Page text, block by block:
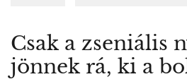
Csak a zseniális
jönnek rá, ki a